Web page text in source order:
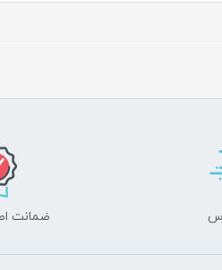
ضمانت